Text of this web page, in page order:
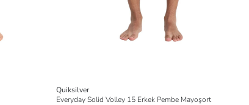
Quiksilver
Everyday Solid Volley 15 Erkek Pembe Mayoşort